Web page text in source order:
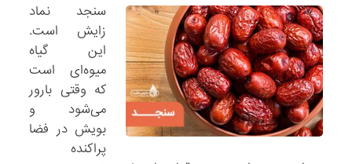
سنجد نماد
زایش است.
این گیاه
میوه‌ای است
که وقتی بارور
می‌شود و
بویش در فضا
پراکنده